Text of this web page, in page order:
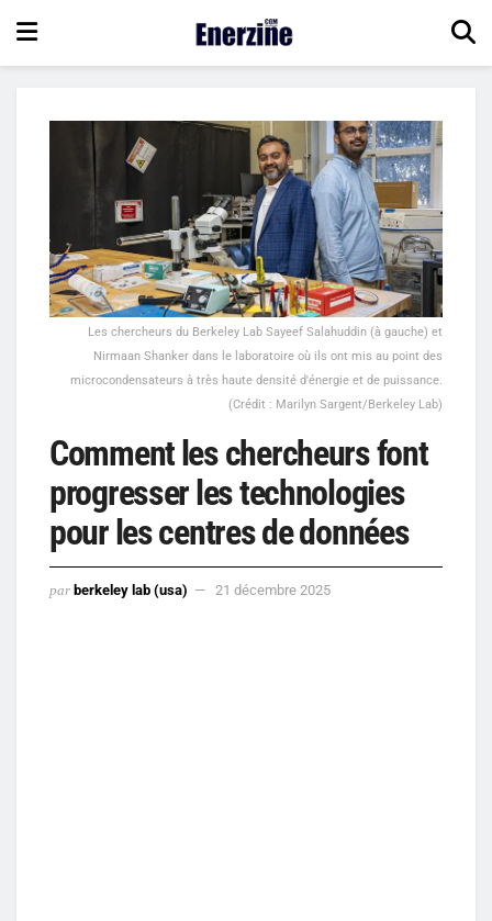
Les chercheurs du Berkeley Lab Sayeef Salahuddin (à gauche) et
Nirmaan Shanker dans le laboratoire où ils ont mis au point des
microcondensateurs à très haute densité d'énergie et de puissance.
(Crédit : Marilyn Sargent/Berkeley Lab)
Comment les chercheurs font
progresser les technologies
pour les centres de données
par berkeley lab (usa) 21 décembre 2025